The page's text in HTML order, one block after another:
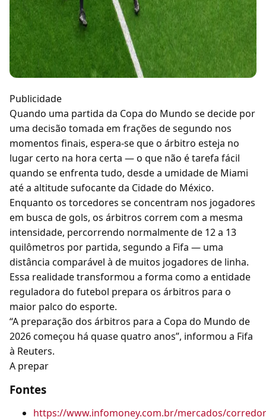
Publicidade
Quando uma partida da Copa do Mundo se decide por
uma decisão tomada em frações de segundo nos
momentos finais, espera-se que o árbitro esteja no
lugar certo na hora certa — o que não é tarefa fácil
quando se enfrenta tudo, desde a umidade de Miami
até a altitude sufocante da Cidade do México.
Enquanto os torcedores se concentram nos jogadores
em busca de gols, os árbitros correm com a mesma
intensidade, percorrendo normalmente de 12 a 13
quilômetros por partida, segundo a Fifa — uma
distância comparável à de muitos jogadores de linha.
Essa realidade transformou a forma como a entidade
reguladora do futebol prepara os árbitros para o
maior palco do esporte.
“A preparação dos árbitros para a Copa do Mundo de
2026 começou há quase quatro anos”, informou a Fifa
à Reuters.
A prepar
Fontes
https://www.infomoney.com.br/mercados/